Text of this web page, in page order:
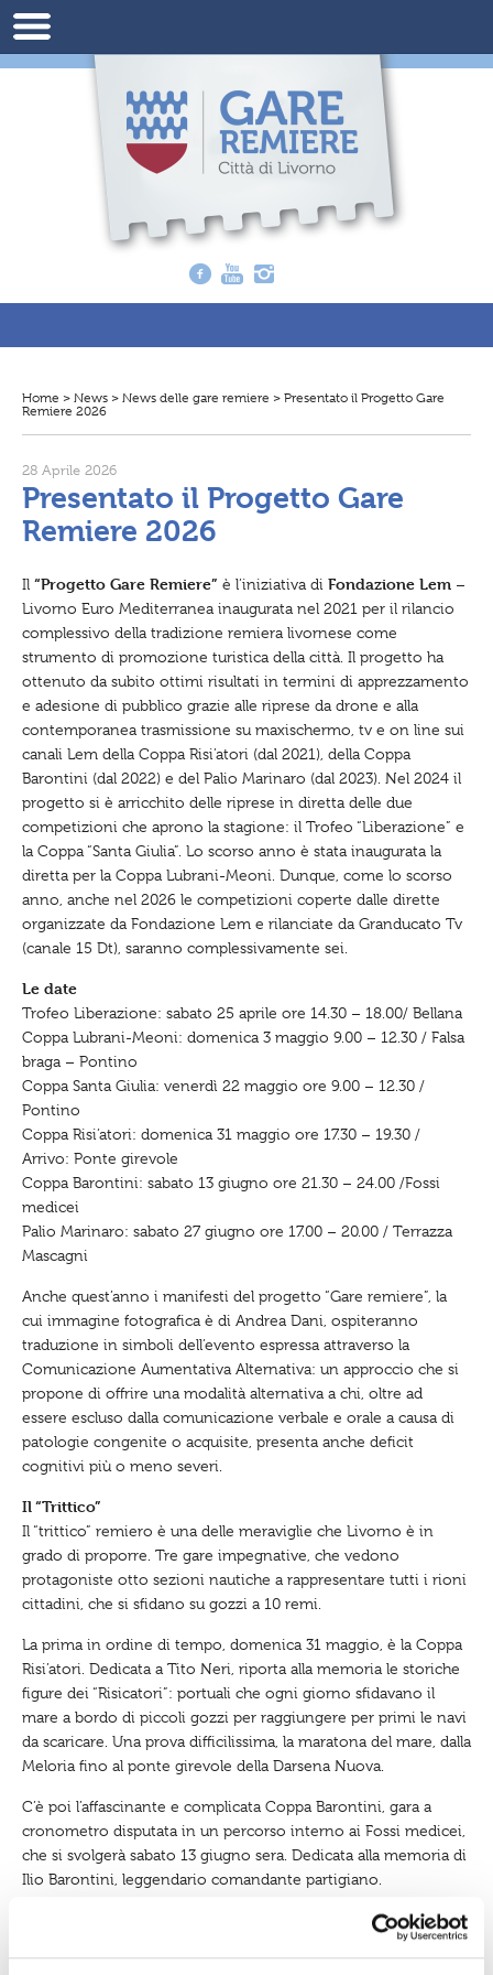
T
i
v
i
q
u
i
.
:
Home > News > News delle gare remiere > Presentato il Progetto Gare
Remiere 2026
28 Aprile 2026
Presentato il Progetto Gare
Remiere 2026
Il “Progetto Gare Remiere” è l’iniziativa di Fondazione Lem –
Livorno Euro Mediterranea inaugurata nel 2021 per il rilancio
complessivo della tradizione remiera livornese come
strumento di promozione turistica della città. Il progetto ha
ottenuto da subito ottimi risultati in termini di apprezzamento
e adesione di pubblico grazie alle riprese da drone e alla
contemporanea trasmissione su maxischermo, tv e on line sui
canali Lem della Coppa Risi’atori (dal 2021), della Coppa
Barontini (dal 2022) e del Palio Marinaro (dal 2023). Nel 2024 il
progetto si è arricchito delle riprese in diretta delle due
competizioni che aprono la stagione: il Trofeo “Liberazione” e
la Coppa “Santa Giulia”. Lo scorso anno è stata inaugurata la
diretta per la Coppa Lubrani-Meoni. Dunque, come lo scorso
anno, anche nel 2026 le competizioni coperte dalle dirette
organizzate da Fondazione Lem e rilanciate da Granducato Tv
(canale 15 Dt), saranno complessivamente sei.
Le date
Trofeo Liberazione: sabato 25 aprile ore 14.30 – 18.00/ Bellana
Coppa Lubrani-Meoni: domenica 3 maggio 9.00 – 12.30 / Falsa
braga – Pontino
Coppa Santa Giulia: venerdì 22 maggio ore 9.00 – 12.30 /
Pontino
Coppa Risi’atori: domenica 31 maggio ore 17.30 – 19.30 /
Arrivo: Ponte girevole
Coppa Barontini: sabato 13 giugno ore 21.30 – 24.00 /Fossi
medicei
Palio Marinaro: sabato 27 giugno ore 17.00 – 20.00 / Terrazza
Mascagni
Anche quest’anno i manifesti del progetto “Gare remiere”, la
cui immagine fotografica è di Andrea Dani, ospiteranno
traduzione in simboli dell’evento espressa attraverso la
Comunicazione Aumentativa Alternativa: un approccio che si
propone di offrire una modalità alternativa a chi, oltre ad
essere escluso dalla comunicazione verbale e orale a causa di
patologie congenite o acquisite, presenta anche deficit
cognitivi più o meno severi.
Il “Trittico”
Il “trittico” remiero è una delle meraviglie che Livorno è in
grado di proporre. Tre gare impegnative, che vedono
protagoniste otto sezioni nautiche a rappresentare tutti i rioni
cittadini, che si sfidano su gozzi a 10 remi.
La prima in ordine di tempo, domenica 31 maggio, è la Coppa
Risi’atori. Dedicata a Tito Neri, riporta alla memoria le storiche
figure dei “Risicatori”: portuali che ogni giorno sfidavano il
mare a bordo di piccoli gozzi per raggiungere per primi le navi
da scaricare. Una prova difficilissima, la maratona del mare, dalla
Meloria fino al ponte girevole della Darsena Nuova.
C’è poi l’affascinante e complicata Coppa Barontini, gara a
cronometro disputata in un percorso interno ai Fossi medicei,
che si svolgerà sabato 13 giugno sera. Dedicata alla memoria di
Ilio Barontini, leggendario comandante partigiano.
Infine, sabato 27 giugno pomeriggio, la regina delle
competizioni tradizionali, quella che esprime meglio l’anima